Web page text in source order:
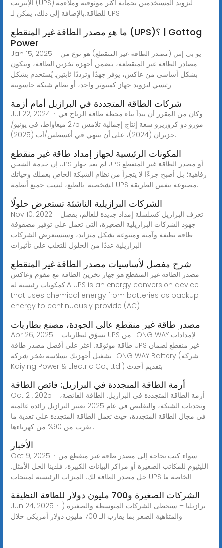
الإنترنت (UPS) لتزويد المستخدمين بحماية أكثر موثوقية وملاءمة
للطاقة.بالإضافة إلى ذلك، يمكن لـ UPS
ما هو مصدر الطاقة غير المنقطع (UPS)؟ | Gottog
Power
Jan 15, 2025 · يو بي إس (مصدر الطاقة غير المنقطع) هو نوع من
مصادر الطاقة غير المنقطعة، يتضمن أجهزة تخزين الطاقة، ويتكون
بشكل أساسي من عاكس، يوفر جهدًا وترددًا ثابتين. يُستخدم بشكل
رئيسي لتزويد جهاز كمبيوتر واحد، أو نظام شبكة حاسوبية
شركات الطاقة المتجددة في البرازيل أمام أزمة
Jul 22, 2024 · وكان من المقرر أن يبدأ بناء محطة طاقة الرياح في
مورو دو كروزيرو سعة إنتاج إجمالية تلامس 275 ميغاواط، في يونيو/
حزيران (2024)، على أن ينتهي في أغسطس/آب (2025).
المكونات الرئيسية لجهاز إمداد طاقة غير منقطع
إن خدمة الشحن UPS لم يعد جهاز UPS أو مصدر الطاقة غير المنقطع
رفاهية؛ بل أصبح جزءًا لا يتجزأ من نظام الشبكة الخاص بعملك وحياتك
الشخصية! بالطبع، ليست جميع أنظمة UPS مصنوعة بنفس الطريقة.
الشركات البرازيلية الناشئة تستعرض حلولًا
Nov 10, 2022 · تعرف البرازيل كسلسلة إمداد جديدة للعالم، بفضل
جهود الشركات البرازيلية الصغيرة، التي تعمل على توفير مصفوفة
طاقة نظيفة وآمنة ومتنوعة بشكل متزايد، وستستعرض الشركات
البرازيلية عددًا من الحلول للتغلب على تأثيرات
شرح مفصل لأساسيات مصدر الطاقة غير المنقطع
مصدر الطاقة غير المنقطع هو جهاز تخزين الطاقة مع مقوم وعاكس
كمكونات رئيسية له.A UPS is an energy conversion device
that uses chemical energy from batteries as backup
energy to continuously provide (AC)
مصدر طاقة غير منقطع عالي الجودة، مصنع بطاريات
Apr 26, 2025 · تسوّق لبطاريات UPS من LONG WAY لإمدادات
طاقة موثوقة. اعثر على أفضل مصدر طاقة UPS غير منقطع لضمان
تشغيل أجهزتك بسلاسة.تفخر شركة LONG WAY Battery (شركة
Kaiying Power & Electric Co., Ltd.) بتقديم أحدث
أزمة الطاقة المتجددة في البرازيل: فائض الطاقة
Oct 21, 2025 · أزمة الطاقة المتجددة في البرازيل: الطاقة الفائضة،
وتحديات الشبكة، والتقليص في عام 2025 تعتبر البرازيل رائدة عالمية
في مجال الطاقة المتجددة، حيث تعمل الطاقة المتجددة على تغذية ما
يقرب من 90% من كهرباءها...
الأخبار
Oct 9, 2025 · سواء كنت بحاجة إلى مصدر طاقة غير منقطع من
الليثيوم للمكاتب الصغيرة أو مراكز البيانات الكبيرة، فلدينا الحل الأمثل.
حل مصدر الطاقة لك. الميزات الرئيسية لمنتجات UPS الخاصة بنا:
الشركات الصغيرة و700 مليون دولار للطاقة النظيفة
Jun 24, 2025 · ) برازيليا – ستحظى الشركات المتوسطة والصغيرة
والمتناهية الصغر بما يقارب الـ 700 مليون دولار أمريكي خلال